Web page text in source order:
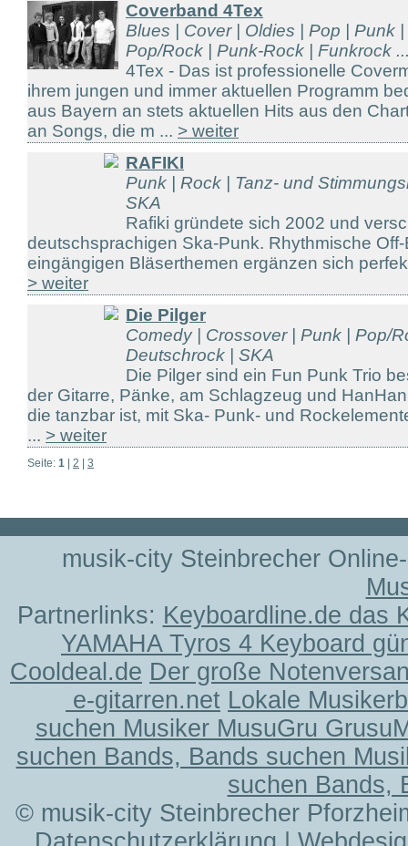
Coverband 4Tex
Blues | Cover | Oldies | Pop | Punk
Pop/Rock | Punk-Rock | Funkrock
4Tex - Das ist professionelle
ihrem jungen und immer aktuellen Programm
aus Bayern an stets aktuellen Hits aus den
an Songs, die m ... > weiter
RAFIKI
Punk | Rock | Tanz- und
SKA
Rafiki gründete sich 2002 und
deutschsprachigen Ska-Punk. Rhythmische
eingängigen Bläserthemen ergänzen sich
> weiter
Die Pilger
Comedy | Crossover | Punk | Pop/
Deutschrock | SKA
Die Pilger sind ein Fun Punk Trio
der Gitarre, Pänke, am Schlagzeug und
die tanzbar ist, mit Ska- Punk- und
... > weiter
Seite: 1 2 3
musik-city Steinbrecher
Partnerlinks: Keyboardline.de das
YAMAHA Tyros 4 Keyboard
Cooldeal.de Der große
e-gitarren.net Lokale
suchen Musiker MusuGru
suchen Bands, Bands suchen
suchen Bands,
© musik-city Steinbrecher